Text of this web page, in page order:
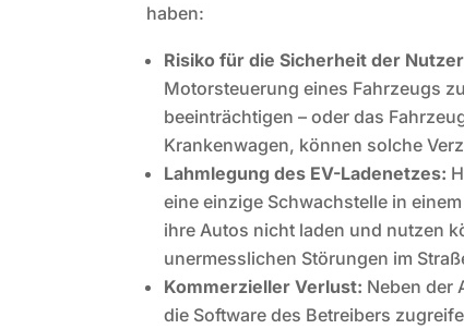
haben:
Risiko für die Sicherheit der
Motorsteuerung eines Fahrzeugs
beeinträchtigen – oder das
Krankenwagen, können solche
Lahmlegung des EV-Ladenetzes:
eine einzige Schwachstelle in
ihre Autos nicht laden und nutzen
unermesslichen Störungen im
Kommerzieller Verlust: Neben der
die Software des Betreibers